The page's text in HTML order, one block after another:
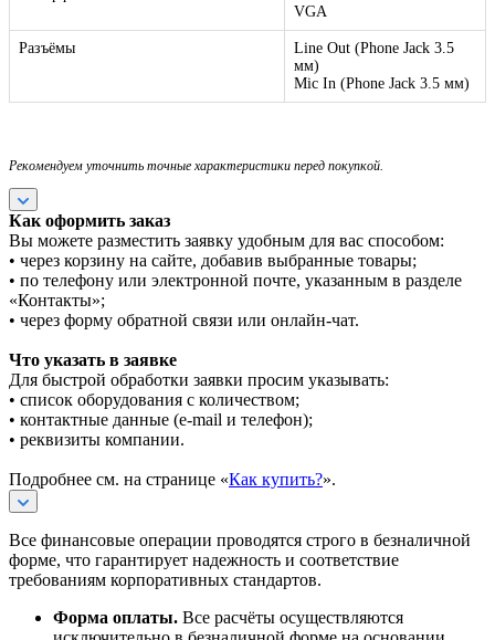
VGA
Разъёмы
Line Out (Phone Jack 3.5
мм)
Mic In (Phone Jack 3.5 мм)
Рекомендуем уточнить точные характеристики перед покупкой.
Как оформить заказ
Вы можете разместить заявку удобным для вас способом:
• через корзину на сайте, добавив выбранные товары;
• по телефону или электронной почте, указанным в разделе
«Контакты»;
• через форму обратной связи или онлайн-чат.
Что указать в заявке
Для быстрой обработки заявки просим указывать:
• список оборудования с количеством;
• контактные данные (e-mail и телефон);
• реквизиты компании.
Подробнее см. на странице «Как купить?».
Все финансовые операции проводятся строго в безналичной
форме, что гарантирует надежность и соответствие
требованиям корпоративных стандартов.
Форма оплаты. Все расчёты осуществляются